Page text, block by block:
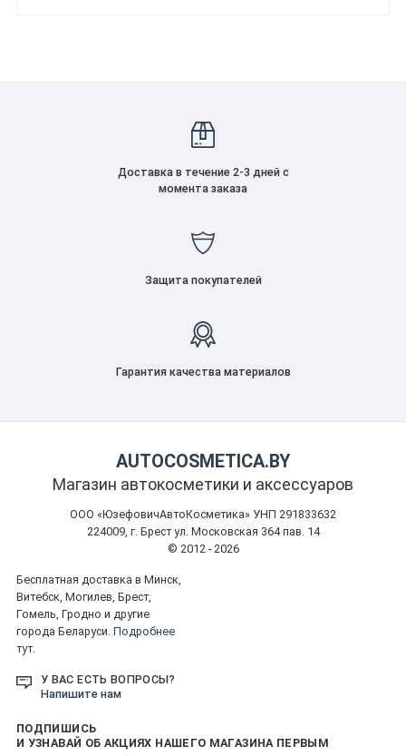
Доставка в течение 2-3 дней с
момента заказа
Защита покупателей
Гарантия качества материалов
AUTOCOSMETICA.BY
Магазин автокосметики и аксессуаров
ООО «ЮзефовичАвтоКосметика» УНП 291833632
224009, г. Брест ул. Московская 364 пав. 14
© 2012 - 2026
Бесплатная доставка в Минск,
Витебск, Могилев, Брест,
Гомель, Гродно и другие
города Беларуси. Подробнее
тут.
У ВАС ЕСТЬ ВОПРОСЫ?
Напишите нам
ПОДПИШИСЬ
И УЗНАВАЙ ОБ АКЦИЯХ НАШЕГО МАГАЗИНА ПЕРВЫМ